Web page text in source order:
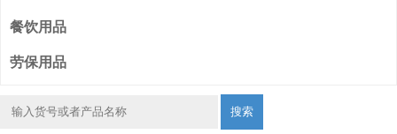
餐饮用品
劳保用品
搜索